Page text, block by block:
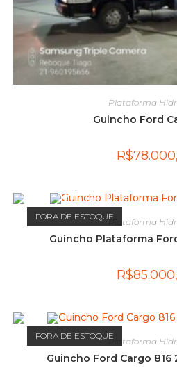
Plataforma
Guincho Ford
R$
FORA DE ESTOQUE
Plataforma
Guincho Plataforma
R$
FORA DE ESTOQUE
Plataforma
Guincho Ford Cargo 816